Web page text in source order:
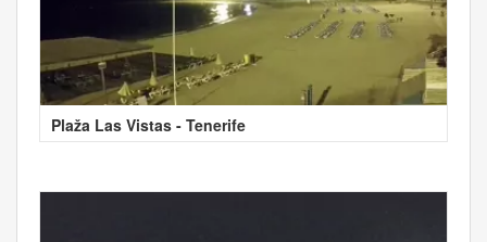
Plaža Las Vistas - Tenerife